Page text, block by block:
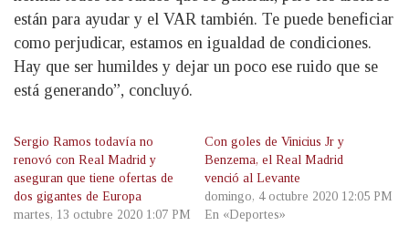
están para ayudar y el VAR también. Te puede beneficiar
como perjudicar, estamos en igualdad de condiciones.
Hay que ser humildes y dejar un poco ese ruido que se
está generando”, concluyó.
Sergio Ramos todavía no
renovó con Real Madrid y
aseguran que tiene ofertas de
dos gigantes de Europa
martes, 13 octubre 2020 1:07 PM
Con goles de Vinicius Jr y
Benzema, el Real Madrid
venció al Levante
domingo, 4 octubre 2020 12:05 PM
En «Deportes»